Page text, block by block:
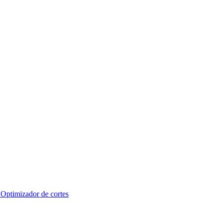
Optimizador de cortes